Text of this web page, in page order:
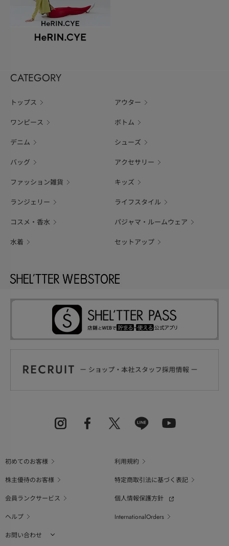
CATEGORY
トップス アウター
ワンピース ボトム
デニム シューズ
バッグ アクセサリー
ファッション雑貨 キッズ
ランジェリー ライフスタイル
コスメ・香水 パジャマ・ルームウェア
水着 セットアップ
初めてのお客様
利用規約
株主優待のお客様
特定商取引法に基づく表記
会員ランクサービス
個人情報保護方針
ヘルプ
InternationalOrders
お問い合わせ